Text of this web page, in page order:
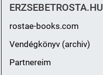
ERZSEBETROSTA.HU
rostae-books.com
Vendégkönyv (archiv)
Partnereim